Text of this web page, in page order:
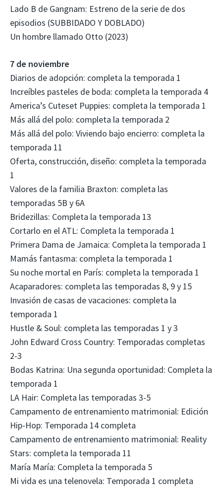
Lado B de Gangnam: Estreno de la serie de dos
episodios (SUBBIDADO Y DOBLADO)
Un hombre llamado Otto (2023)
7 de noviembre
Diarios de adopción: completa la temporada 1
Increíbles pasteles de boda: completa la temporada 4
America’s Cuteset Puppies: completa la temporada 1
Más allá del polo: completa la temporada 2
Más allá del polo: Viviendo bajo encierro: completa la
temporada 11
Oferta, construcción, diseño: completa la temporada
1
Valores de la familia Braxton: completa las
temporadas 5B y 6A
Bridezillas: Completa la temporada 13
Cortarlo en el ATL: Completa la temporada 1
Primera Dama de Jamaica: Completa la temporada 1
Mamás fantasma: completa la temporada 1
Su noche mortal en París: completa la temporada 1
Acaparadores: completa las temporadas 8, 9 y 15
Invasión de casas de vacaciones: completa la
temporada 1
Hustle & Soul: completa las temporadas 1 y 3
John Edward Cross Country: Temporadas completas
2-3
Bodas Katrina: Una segunda oportunidad: Completa la
temporada 1
LA Hair: Completa las temporadas 3-5
Campamento de entrenamiento matrimonial: Edición
Hip-Hop: Temporada 14 completa
Campamento de entrenamiento matrimonial: Reality
Stars: completa la temporada 11
María María: Completa la temporada 5
Mi vida es una telenovela: Temporada 1 completa